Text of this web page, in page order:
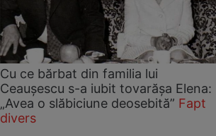
Cu ce bărbat din familia lui
Ceaușescu s-a iubit tovarășa Elena:
„Avea o slăbiciune deosebită” Fapt
divers